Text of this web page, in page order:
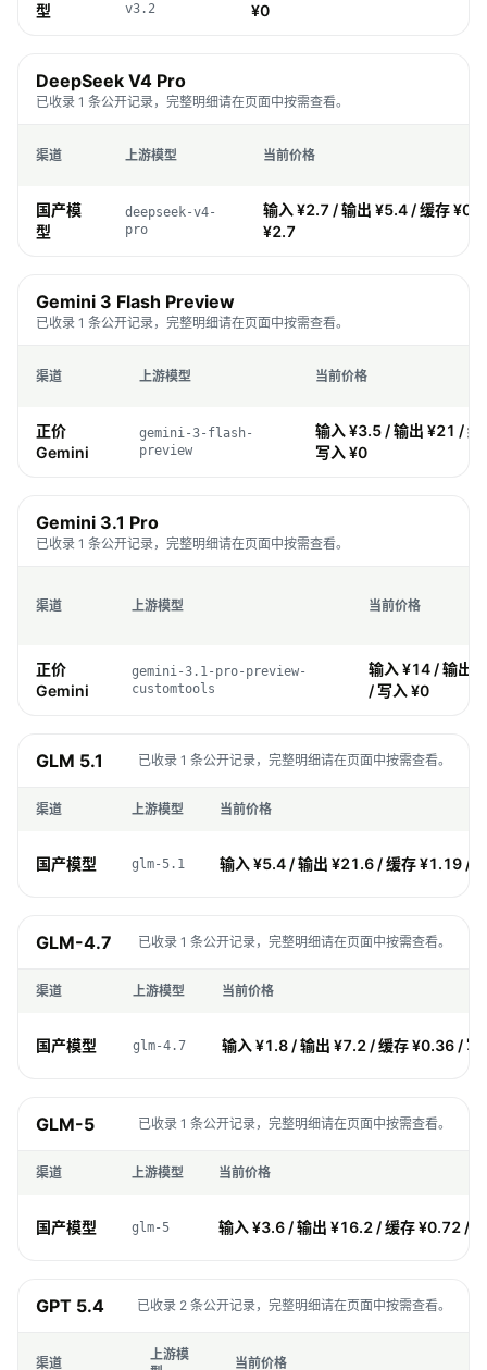
型
v3.2
¥0
DeepSeek V4 Pro
已收录 1 条公开记录，完整明细请在页面中按需查看。
渠道 上游模型 当前价格
国产模
型
deepseek-v4-
pro
输入 ¥2.7 / 输出 ¥5.4 / 缓存
¥2.7
Gemini 3 Flash Preview
已收录 1 条公开记录，完整明细请在页面中按需查看。
渠道 上游模型 当前价格
正价
Gemini
gemini-3-flash-
preview
输入 ¥3.5 / 输出 ¥21 /
写入 ¥0
Gemini 3.1 Pro
已收录 1 条公开记录，完整明细请在页面中按需查看。
渠道 上游模型 当前价格
正价
Gemini
gemini-3.1-pro-preview-
customtools
输入 ¥14 / 输出
/ 写入 ¥0
GLM 5.1 已收录 1 条公开记录，完整明细请在页面中按需查看。
渠道 上游模型 当前价格
国产模型 glm-5.1 输入 ¥5.4 / 输出 ¥21.6 / 缓存 ¥1.19 /
GLM-4.7 已收录 1 条公开记录，完整明细请在页面中按需查看。
渠道 上游模型 当前价格
国产模型 glm-4.7 输入 ¥1.8 / 输出 ¥7.2 / 缓存 ¥0.36 / 写
GLM-5 已收录 1 条公开记录，完整明细请在页面中按需查看。
渠道 上游模型 当前价格
国产模型 glm-5 输入 ¥3.6 / 输出 ¥16.2 / 缓存 ¥0.72 /
GPT 5.4 已收录 2 条公开记录，完整明细请在页面中按需查看。
渠道
上游模
当前价格